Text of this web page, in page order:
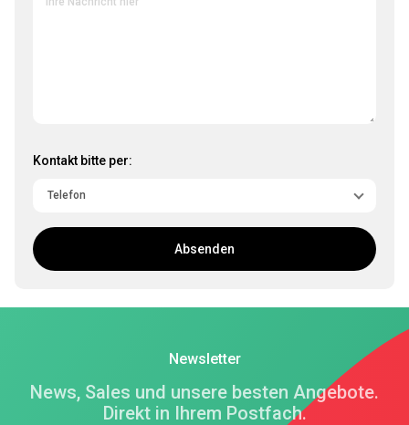
Kontakt bitte per:
Absenden
Newsletter
News, Sales und unsere besten Angebote.
Direkt in Ihrem Postfach.